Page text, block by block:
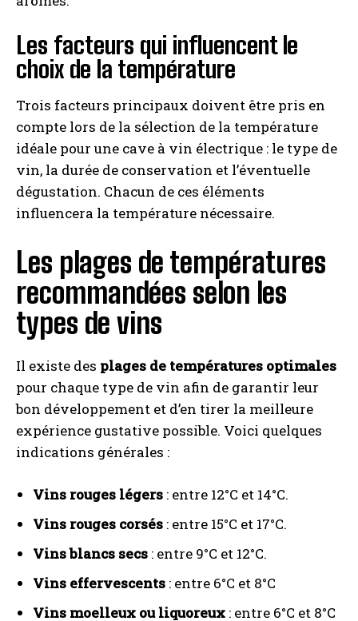
Les facteurs qui influencent le
choix de la température
Trois facteurs principaux doivent être pris en
compte lors de la sélection de la température
idéale pour une cave à vin électrique : le type de
vin, la durée de conservation et l’éventuelle
dégustation. Chacun de ces éléments
influencera la température nécessaire.
Les plages de températures
recommandées selon les
types de vins
Il existe des plages de températures optimales
pour chaque type de vin afin de garantir leur
bon développement et d’en tirer la meilleure
expérience gustative possible. Voici quelques
indications générales :
Vins rouges légers : entre 12°C et 14°C.
Vins rouges corsés : entre 15°C et 17°C.
Vins blancs secs : entre 9°C et 12°C.
Vins effervescents : entre 6°C et 8°C
Vins moelleux ou liquoreux : entre 6°C et 8°C